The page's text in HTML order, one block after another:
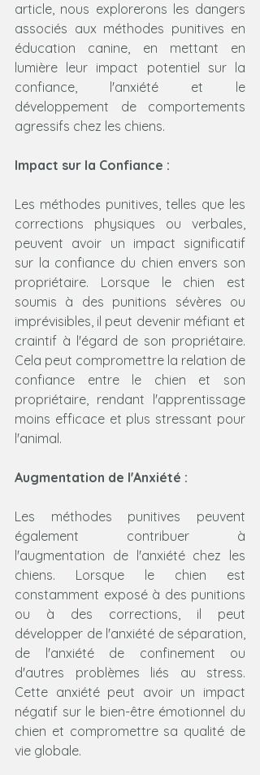
article, nous explorerons les dangers
associés aux méthodes punitives en
éducation canine, en mettant en
lumière leur impact potentiel sur la
confiance, l'anxiété et le
développement de comportements
agressifs chez les chiens.
Impact sur la Confiance :
Les méthodes punitives, telles que les
corrections physiques ou verbales,
peuvent avoir un impact significatif
sur la confiance du chien envers son
propriétaire. Lorsque le chien est
soumis à des punitions sévères ou
imprévisibles, il peut devenir méfiant et
craintif à l'égard de son propriétaire.
Cela peut compromettre la relation de
confiance entre le chien et son
propriétaire, rendant l'apprentissage
moins efficace et plus stressant pour
l'animal.
Augmentation de l'Anxiété :
Les méthodes punitives peuvent
également contribuer à
l'augmentation de l'anxiété chez les
chiens. Lorsque le chien est
constamment exposé à des punitions
ou à des corrections, il peut
développer de l'anxiété de séparation,
de l'anxiété de confinement ou
d'autres problèmes liés au stress.
Cette anxiété peut avoir un impact
négatif sur le bien-être émotionnel du
chien et compromettre sa qualité de
vie globale.